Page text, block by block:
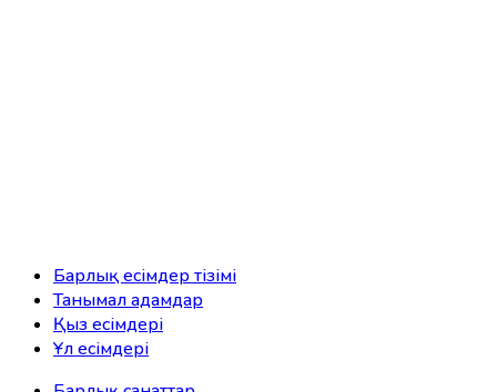
Барлық есімдер тізімі
Танымал адамдар
Қыз есімдері
Ұл есімдері